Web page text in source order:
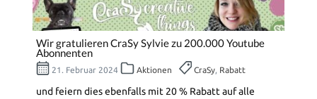
Wir gratulieren CraSy Sylvie zu 200.000 Youtube
Abonnenten
21. Februar 2024 Aktionen CraSy, Rabatt
und feiern dies ebenfalls mit 20 % Rabatt auf alle